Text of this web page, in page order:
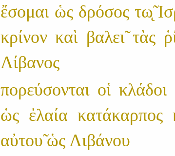
ἔσομαι ὡς δρόσος τω̨̃
κρίνον καὶ βαλει̃ τὰς
Λίβανος
πορεύσονται οἱ
ὡς ἐλαία
αὐτου̃ ὡς Λιβάνου